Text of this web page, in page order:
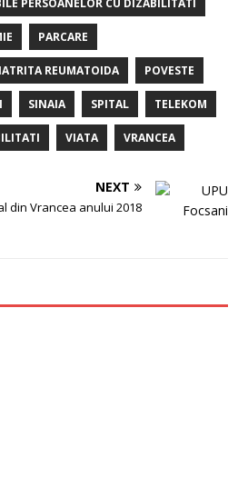
PARCARE
REUMATOIDA POVESTE
SINAIA SPITAL TELEKOM
VIATA VRANCEA
NEXT
din Vrancea anului 2018